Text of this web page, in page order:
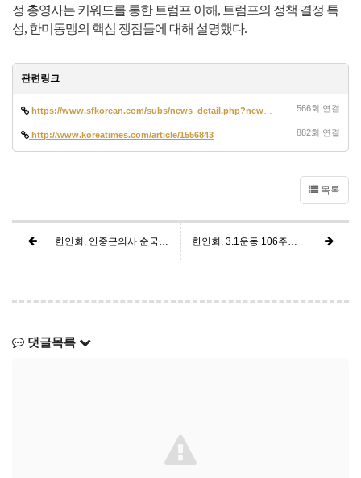
정 총영사는 키워드를 통한 트럼프 이해, 트럼프의 정책 결정 특
성, 한미동맹의 핵심 쟁점들에 대해 설명했다.
관련링크
https://www.sfkorean.com/subs/news_detail.php?news_id=24081&kind=B 566회 연결
http://www.koreatimes.com/article/1556843 882회 연결
목록
한인회, 안중근의사 순국 115주년 추모식 및 사진전시회 참석 (2025년 3월 22일) 한인회, 3.1운동 106주년 기념식 참석
댓글목록